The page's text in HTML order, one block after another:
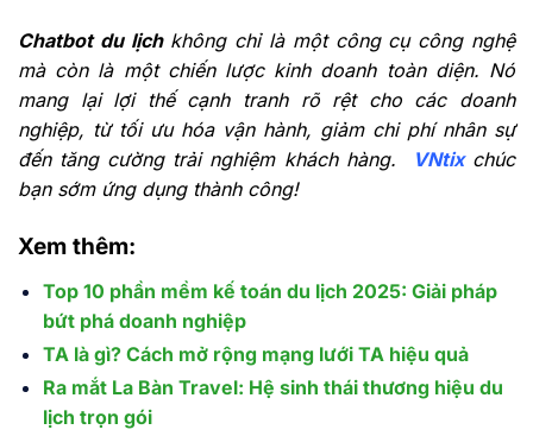
Chatbot du lịchkhông chỉ là một công cụ công nghệ
mà còn là một chiến lược kinh doanh toàn diện. Nó
mang lại lợi thế cạnh tranh rõ rệt cho các doanh
nghiệp, từ tối ưu hóa vận hành, giảm chi phí nhân sự
đến tăng cường trải nghiệm khách hàng.
VNtixchúc
bạn sớm ứng dụng thành công!
Xem thêm:
Top 10 phần mềm kế toán du lịch 2025: Giải pháp
bứt phá doanh nghiệp
TA là gì? Cách mở rộng mạng lưới TA hiệu quả
Ra mắt La Bàn Travel: Hệ sinh thái thương hiệu du
lịch trọn gói